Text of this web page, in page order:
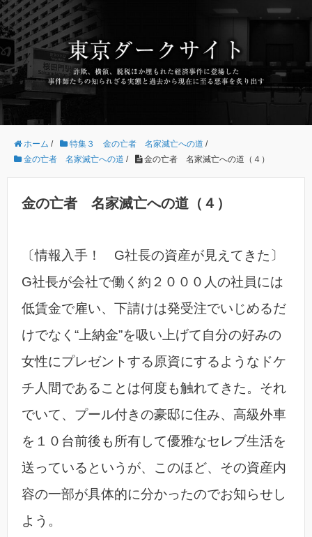
ホーム / 特集３ 金の亡者 名家滅亡への道 /
金の亡者 名家滅亡への道 / 金の亡者 名家滅亡への道（４）
金の亡者 名家滅亡への道（４）
〔情報入手！ G社長の資産が見えてきた〕
G社長が会社で働く約２０００人の社員には
低賃金で雇い、下請けは発受注でいじめるだ
けでなく“上納金”を吸い上げて自分の好みの
女性にプレゼントする原資にするようなドケ
チ人間であることは何度も触れてきた。それ
でいて、プール付きの豪邸に住み、高級外車
を１０台前後も所有して優雅なセレブ生活を
送っているというが、このほど、その資産内
容の一部が具体的に分かったのでお知らせし
よう。